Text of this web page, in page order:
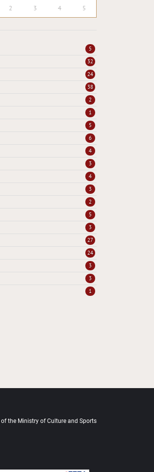
2 3 4 5
5
32
24
38
2
1
5
6
4
3
4
3
2
5
3
27
24
3
3
1
the Ministry of Culture and Sports